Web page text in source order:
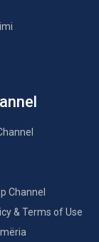
Channel
& Terms of Use